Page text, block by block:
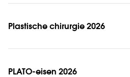
Plastische chirurgie 2026
PLATO-eisen 2026